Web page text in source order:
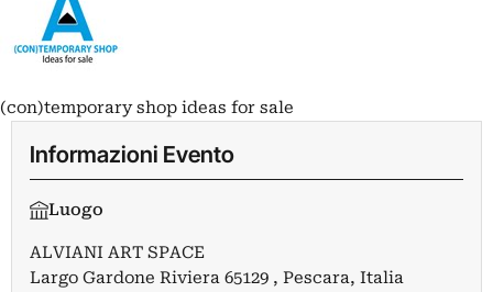
(con)temporary shop ideas for sale
Informazioni Evento
Luogo
ALVIANI ART SPACE
Largo Gardone Riviera 65129 , Pescara, Italia